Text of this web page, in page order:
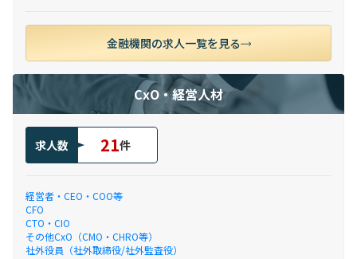
金融機関の求人一覧を見る
CxO・経営人材
求人数 21件
経営者・CEO・COO等
CFO
CTO・CIO
その他CxO（CMO・CHRO等）
社外役員（社外取締役/社外監査役）